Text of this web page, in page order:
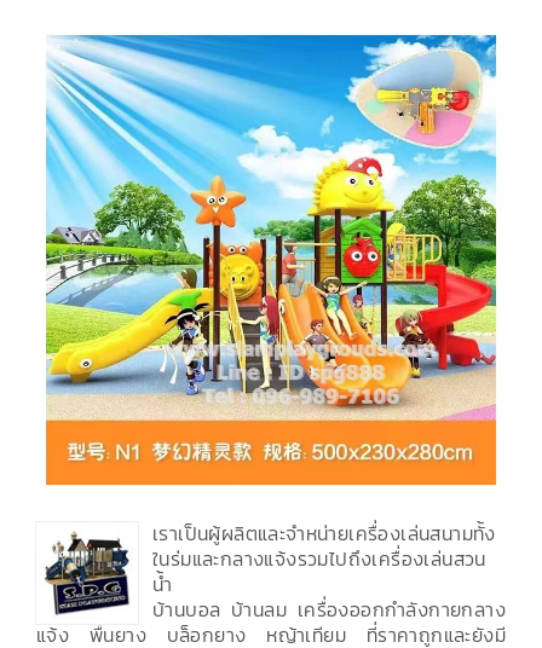
เราเป็นผู้ผลิตและจำหน่ายเครื่องเล่นสนามทั้ง
ในร่มและกลางแจ้งรวมไปถึงเครื่องเล่นสวน
น้ำ
บ้านบอล บ้านลม เครื่องออกกำลังกายกลาง
แจ้ง พื้นยาง บล็อกยาง หญ้าเทียม ที่ราคาถูกและยังมี